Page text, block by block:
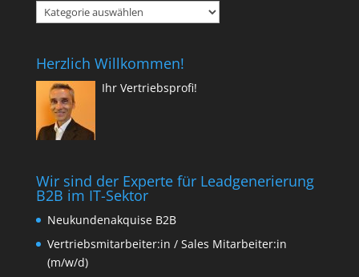
Kategorien
(Blog)
Herzlich Willkommen!
Ihr Vertriebsprofi!
Wir sind der Experte für Leadgenerierung
B2B im IT-Sektor
Neukundenakquise B2B
Vertriebsmitarbeiter:in / Sales Mitarbeiter:in
(m/w/d)